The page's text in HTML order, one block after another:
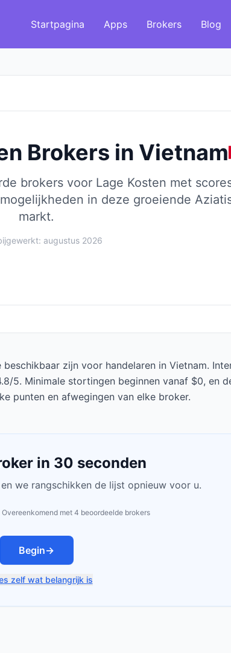
Startpagina Apps Brokers Blog
Brokers in Vietnam
brokers voor Lage Kosten met
in deze groeiende
markt.
augustus 2026
zijn voor handelaren in Vietnam.
5. Minimale stortingen beginnen vanaf $0, en
punten en afwegingen van elke broker.
in 30 seconden
we rangschikken de lijst opnieuw voor u.
Overeenkomend met 4 beoordeelde brokers
Begin→
zelf wat belangrijk is